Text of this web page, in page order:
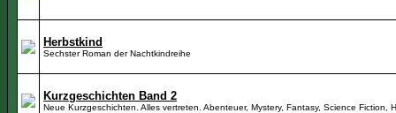
Herbstkind
Sechster Roman der Nachtkindreihe
Kurzgeschichten Band 2
Neue Kurzgeschichten. Alles vertreten. Abenteuer, Mystery, Fantasy, Science Fiction,